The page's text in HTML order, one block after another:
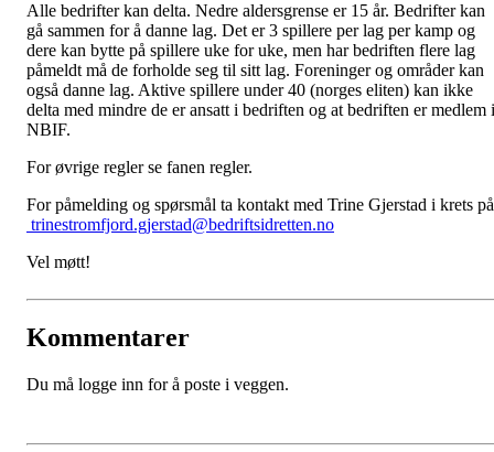
Alle bedrifter kan delta. Nedre aldersgrense er 15 år. Bedrifter kan
gå sammen for å danne lag. Det er 3 spillere per lag per kamp og
dere kan bytte på spillere uke for uke, men har bedriften flere lag
påmeldt må de forholde seg til sitt lag. Foreninger og områder kan
også danne lag. Aktive spillere under 40 (norges eliten) kan ikke
delta med mindre de er ansatt i bedriften og at bedriften er medlem i
NBIF.
For øvrige regler se fanen regler.
For påmelding og spørsmål ta kontakt med Trine Gjerstad i krets på
trinestromfjord.gjerstad@bedriftsidretten.no
Vel møtt!
Kommentarer
Du må logge inn for å poste i veggen.